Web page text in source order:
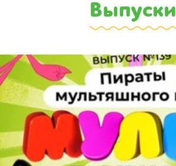
Выпуски